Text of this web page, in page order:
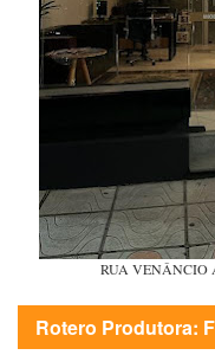
RUA VENÂNCIO
Rotero Produtora: